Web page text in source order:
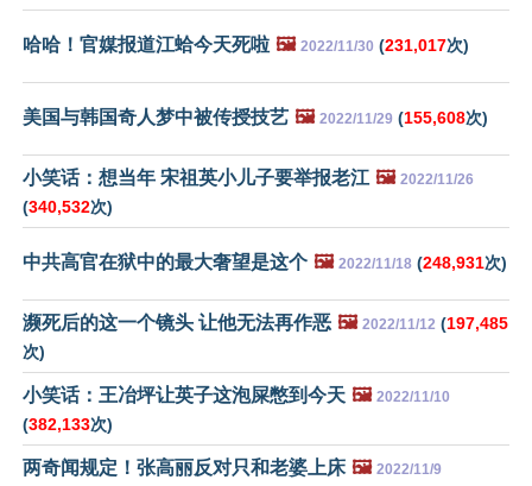
哈哈！官媒报道江蛤今天死啦 🖼️ 2022/11/30 (231,017次)
美国与韩国奇人梦中被传授技艺 🖼️ 2022/11/29 (155,608次)
小笑话：想当年 宋祖英小儿子要举报老江 🖼️ 2022/11/26
(340,532次)
中共高官在狱中的最大奢望是这个 🖼️ 2022/11/18 (248,931次)
濒死后的这一个镜头 让他无法再作恶 🖼️ 2022/11/12 (197,485
次)
小笑话：王冶坪让英子这泡屎憋到今天 🖼️ 2022/11/10
(382,133次)
两奇闻规定！张高丽反对只和老婆上床 🖼️ 2022/11/9